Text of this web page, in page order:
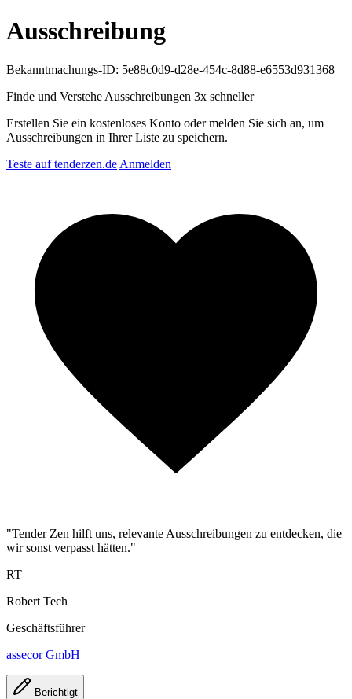
Ausschreibung
Bekanntmachungs-ID: 5e88c0d9-d28e-454c-8d88-e6553d931368
Finde und Verstehe Ausschreibungen 3x schneller
Erstellen Sie ein kostenloses Konto oder melden Sie sich an, um
Ausschreibungen in Ihrer Liste zu speichern.
Teste auf tenderzen.de Anmelden
"Tender Zen hilft uns, relevante Ausschreibungen zu entdecken, die
wir sonst verpasst hätten."
RT
Robert Tech
Geschäftsführer
assecor GmbH
Berichtigt